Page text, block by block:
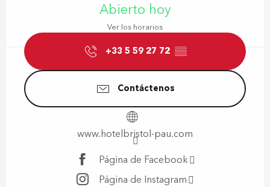
Abierto hoy
Ver los horarios
+33 5 59 27 72 ▒▒
Contáctenos
www.hotelbristol-pau.com
Página de Facebook
Página de Instagram